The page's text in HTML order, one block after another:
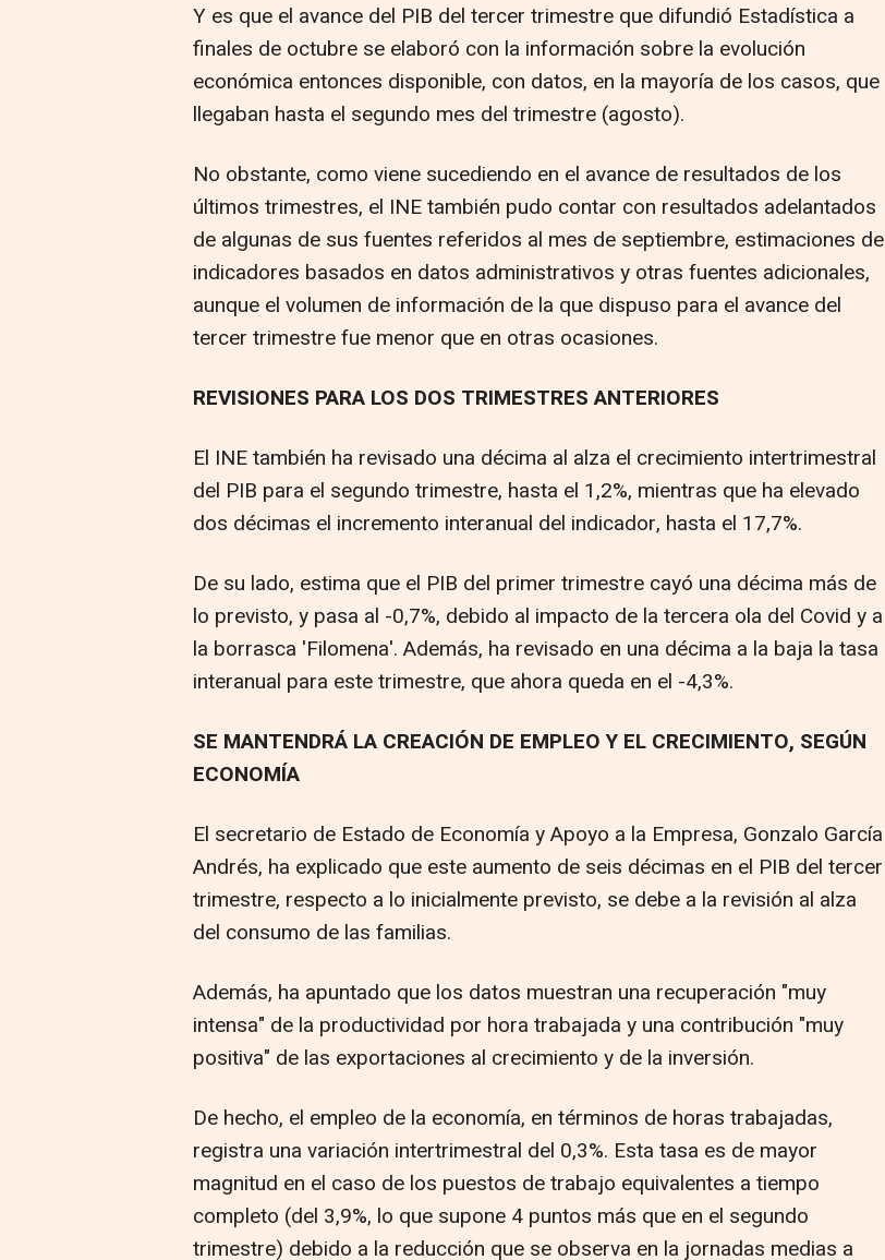
Y es que el avance del PIB del tercer trimestre que difundió Estadística a
finales de octubre se elaboró con la información sobre la evolución
económica entonces disponible, con datos, en la mayoría de los casos, que
llegaban hasta el segundo mes del trimestre (agosto).
No obstante, como viene sucediendo en el avance de resultados de los
últimos trimestres, el INE también pudo contar con resultados adelantados
de algunas de sus fuentes referidos al mes de septiembre, estimaciones de
indicadores basados en datos administrativos y otras fuentes adicionales,
aunque el volumen de información de la que dispuso para el avance del
tercer trimestre fue menor que en otras ocasiones.
REVISIONES PARA LOS DOS TRIMESTRES ANTERIORES
El INE también ha revisado una décima al alza el crecimiento intertrimestral
del PIB para el segundo trimestre, hasta el 1,2%, mientras que ha elevado
dos décimas el incremento interanual del indicador, hasta el 17,7%.
De su lado, estima que el PIB del primer trimestre cayó una décima más de
lo previsto, y pasa al -0,7%, debido al impacto de la tercera ola del Covid y a
la borrasca 'Filomena'. Además, ha revisado en una décima a la baja la tasa
interanual para este trimestre, que ahora queda en el -4,3%.
SE MANTENDRÁ LA CREACIÓN DE EMPLEO Y EL CRECIMIENTO, SEGÚN
ECONOMÍA
El secretario de Estado de Economía y Apoyo a la Empresa, Gonzalo García
Andrés, ha explicado que este aumento de seis décimas en el PIB del tercer
trimestre, respecto a lo inicialmente previsto, se debe a la revisión al alza
del consumo de las familias.
Además, ha apuntado que los datos muestran una recuperación "muy
intensa" de la productividad por hora trabajada y una contribución "muy
positiva" de las exportaciones al crecimiento y de la inversión.
De hecho, el empleo de la economía, en términos de horas trabajadas,
registra una variación intertrimestral del 0,3%. Esta tasa es de mayor
magnitud en el caso de los puestos de trabajo equivalentes a tiempo
completo (del 3,9%, lo que supone 4 puntos más que en el segundo
trimestre) debido a la reducción que se observa en la jornadas medias a